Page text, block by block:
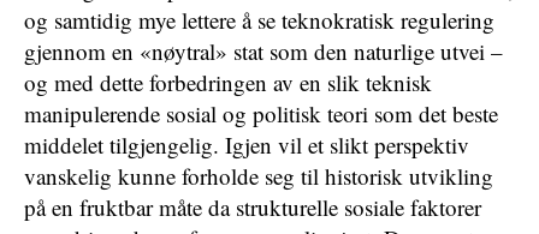
og samtidig mye lettere å se teknokratisk regulering
gjennom en «nøytral» stat som den naturlige utvei –
og med dette forbedringen av en slik teknisk
manipulerende sosial og politisk teori som det beste
middelet tilgjengelig. Igjen vil et slikt perspektiv
vanskelig kunne forholde seg til historisk utvikling
på en fruktbar måte da strukturelle sosiale faktorer